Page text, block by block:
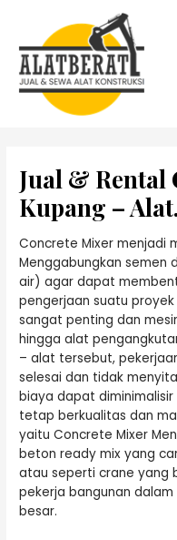
Jual & Rental
Kupang –
Concrete Mixer menjadi
Menggabungkan semen
air) agar dapat
pengerjaan suatu
sangat penting dan
hingga alat
– alat tersebut,
selesai dan tidak
biaya dapat
tetap berkualitas dan
yaitu Concrete Mixer
beton ready mix yang
atau seperti crane yang
pekerja bangunan
besar.